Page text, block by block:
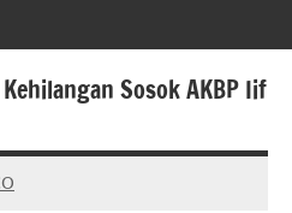
Sosok AKBP Iif